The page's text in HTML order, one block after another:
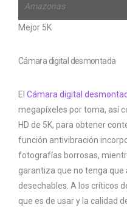
Amazonas
Mejor 5K
Cámara digital desmontada
El Cámara digital
megapíxeles por toma, así
HD de 5K, para obtener
función antivibración
fotografías borrosas,
garantiza que no tenga
desechables. A los críticos
que es de usar y la calidad